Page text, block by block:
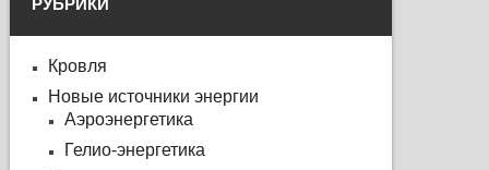
РУБРИКИ
Кровля
Новые источники энергии
Аэроэнергетика
Гелио-энергетика